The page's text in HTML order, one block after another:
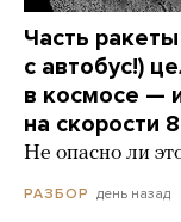
Часть
с автобус!)
в космосе —
на скорости
Не опасно ли
РАЗБОР день назад